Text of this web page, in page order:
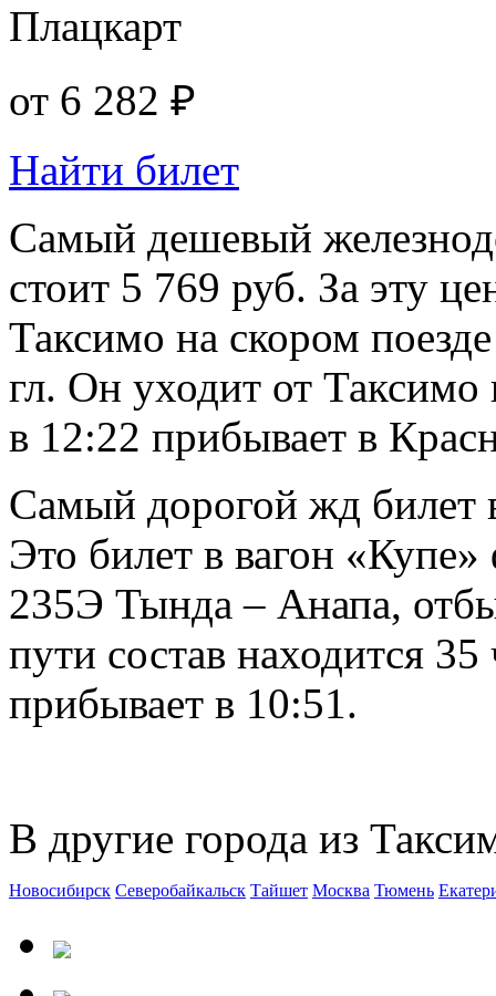
Плацкарт
от 6 282 ₽
Найти билет
Самый дешевый
стоит 5 769 руб. За эту
Таксимо на скором
гл. Он уходит от
в 12:22 прибывает в
Самый дорогой жд билет
Это билет в вагон
235Э Тында – Анапа,
пути состав находится
прибывает в 10:51.
В другие города из
Новосибирск Северобайкальск Тайшет Москва Тюмень